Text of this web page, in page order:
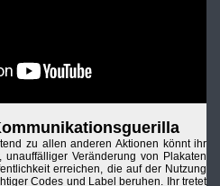
zu allen anderen Aktionen könnt ihr
unauffälliger Veränderung von Plakaten
erreichen, die auf der Nutzung
Codes und Label beruhen. Ihr tretet